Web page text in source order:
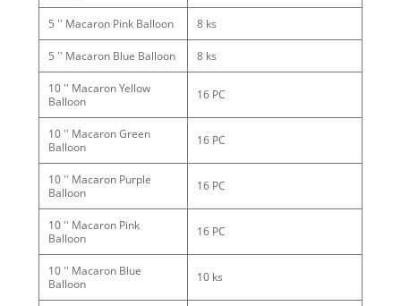
5 '' Macaron Pink Balloon 8 ks
5 '' Macaron Blue Balloon 8 ks
10 '' Macaron Yellow
Balloon
16 PC
10 '' Macaron Green
Balloon
16 PC
10 '' Macaron Purple
Balloon
16 PC
10 '' Macaron Pink
Balloon
16 PC
10 '' Macaron Blue
Balloon
10 ks